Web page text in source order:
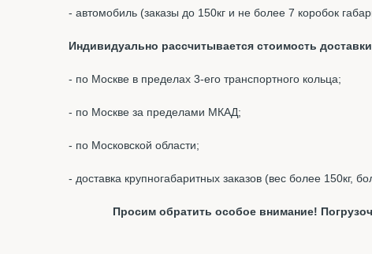
- автомобиль (заказы до 150кг и не более 7 коробок
Индивидуально рассчитывается стоимость
- по Москве в пределах 3-его транспортного кольца;
- по Москве за пределами МКАД;
- по Московской области;
- доставка крупногабаритных заказов (вес более 150кг,
Просим обратить особое внимание!